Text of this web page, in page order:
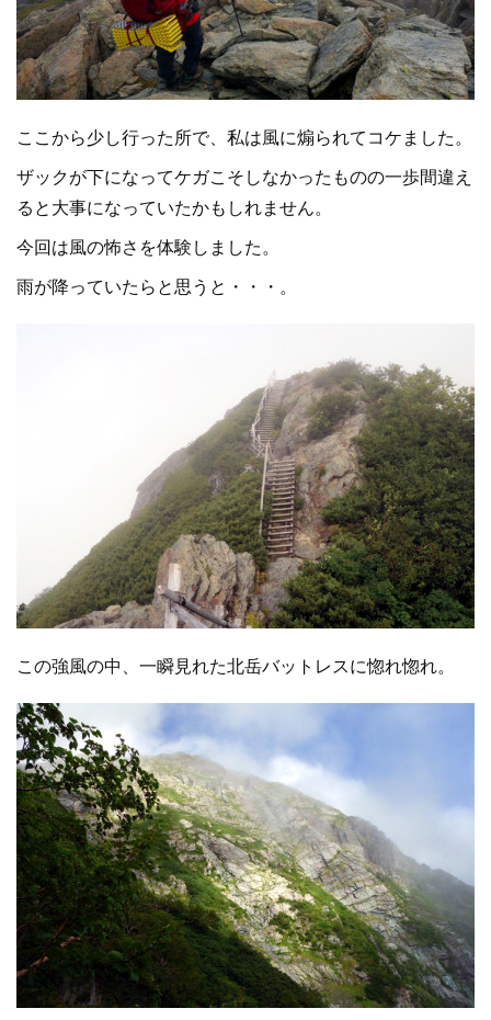
ここから少し行った所で、私は風に煽られてコケました。
ザックが下になってケガこそしなかったものの一歩間違え
ると大事になっていたかもしれません。
今回は風の怖さを体験しました。
雨が降っていたらと思うと・・・。
この強風の中、一瞬見れた北岳バットレスに惚れ惚れ。